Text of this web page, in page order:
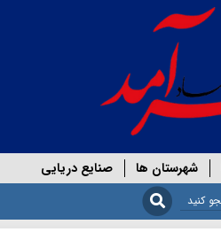
شهرستان ها صنایع دریایی